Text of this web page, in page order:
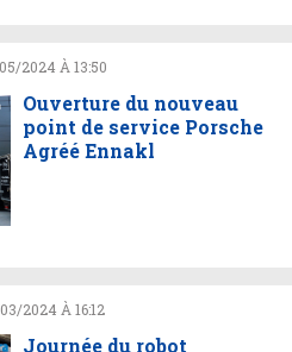
2024 À 13:50
Ouverture du nouveau
point de service Porsche
Agréé Ennakl
2024 À 16:12
Journée du robot